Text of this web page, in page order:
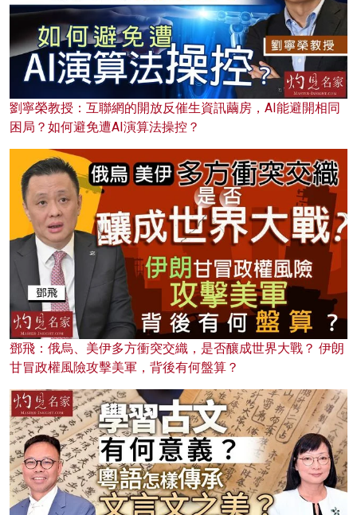
劉寧榮教授：互聯網的開放反催生資訊繭房，AI能避開相同
困局？如何避免遭AI演算法操控？
鄧飛：俄烏、美伊多方衝突交織，是否釀成世界大戰？ 伊朗
甘冒政權風險攻擊美軍，背後有何盤算？